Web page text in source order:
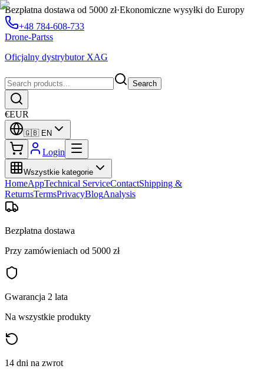
Bezpłatna dostawa od 5000 zł·Ekonomiczne wysyłki do Europy
+48 784-608-733
Drone-Partss
Oficjalny dystrybutor XAG
Search
€EUR
🇬🇧 EN
Login
Wszystkie kategorie
HomeAppTechnical ServiceContactShipping &
ReturnsTermsPrivacyBlogAnalysis
Bezpłatna dostawa
Przy zamówieniach od 5000 zł
Gwarancja 2 lata
Na wszystkie produkty
14 dni na zwrot